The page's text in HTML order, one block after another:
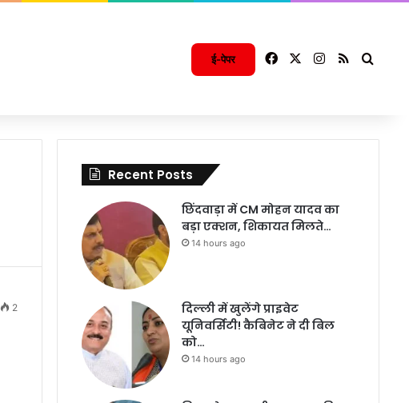
ई-पेपर FacebookInstagram
RSS
2
Recent Posts
छिंदवाड़ा में CM मोहन यादव का
बड़ा एक्शन, शिकायत मिलते…
14 hours ago
दिल्ली में खुलेंगे प्राइवेट
यूनिवर्सिटी! कैबिनेट ने दी बिल
को…
14 hours ago